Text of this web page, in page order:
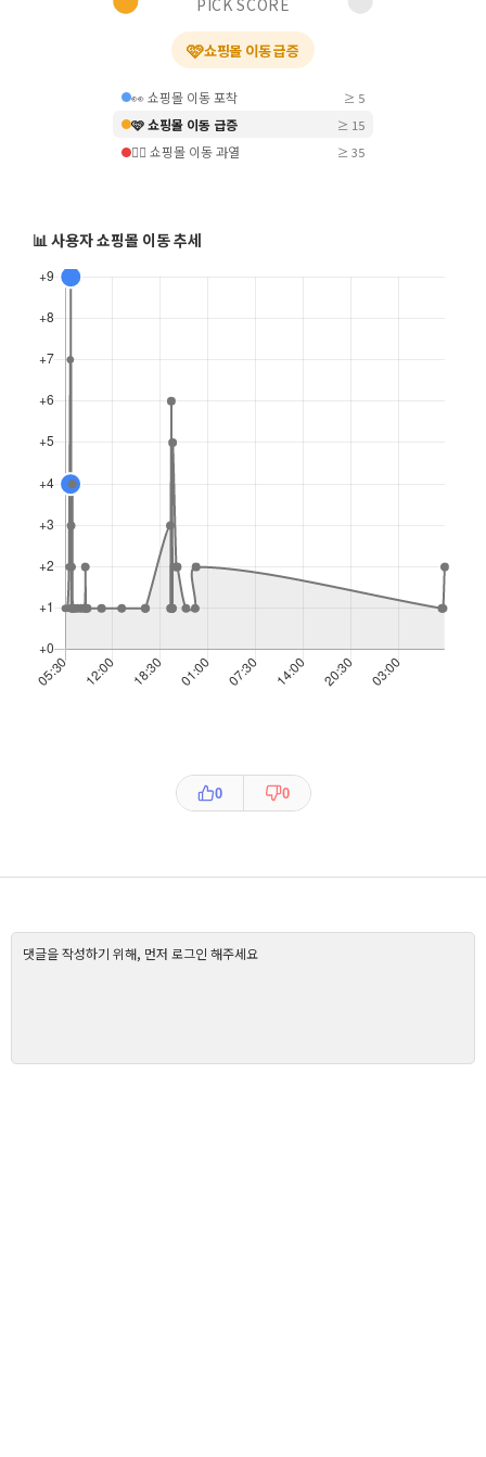
PICK SCORE
🩷쇼핑몰 이동 급증
👀 쇼핑몰 이동 포착 ≥ 5
🩷 쇼핑몰 이동 급증 ≥ 15
❤️‍🔥 쇼핑몰 이동 과열 ≥ 35
📊 사용자 쇼핑몰 이동 추세
0 0
댓글을 작성하기 위해, 먼저 로그인 해주세요